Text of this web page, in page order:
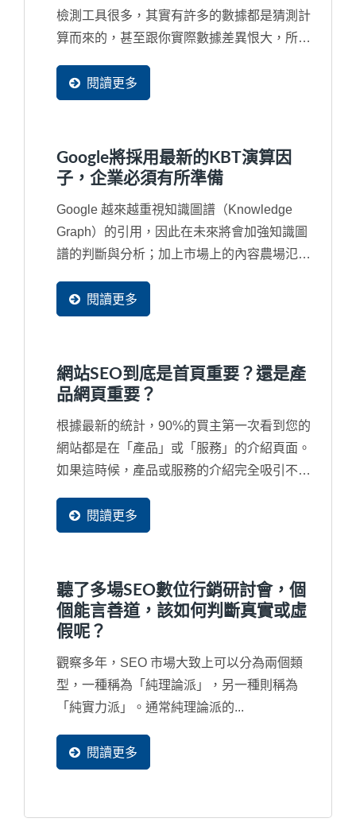
檢測工具很多，其實有許多的數據都是猜測計
算而來的，甚至跟你實際數據差異恨大，所以
去吸引您去免費使用，甚在您根本沒有看完同
意書就打勾送出，往往受害的都是企業自己的
的部分資料成為他們網站的一部分，將您辛苦
的經營的資料同意這些工具網站無窮盡的抓取
閱讀更多
Google將採用最新的KBT演算因
子，企業必須有所準備
Google 越來越重視知識圖譜（Knowledge
Graph）的引用，因此在未來將會加強知識圖
譜的判斷與分析；加上市場上的內容農場氾
是抄襲來源，再再干擾了搜尋結果，因此...
閱讀更多
網站SEO到底是首頁重要？還是產
品網頁重要？
根據最新的統計，90%的買主第一次看到您的
網站都是在「產品」或「服務」的介紹頁面。
如果這時候，產品或服務的介紹完全吸引不了
會看。所以，當然是產品網頁是最重要，但經
過觀察，臺灣許多中小企業習慣在製作網站時
定了網站行銷將不會有結果。
閱讀更多
聽了多場SEO數位行銷研討會，個
個能言善道，該如何判斷真實或虛
假呢？
觀察多年，SEO 市場大致上可以分為兩個類
型，一種稱為「純理論派」，另一種則稱為
「純實力派」。通常純理論派的...
閱讀更多